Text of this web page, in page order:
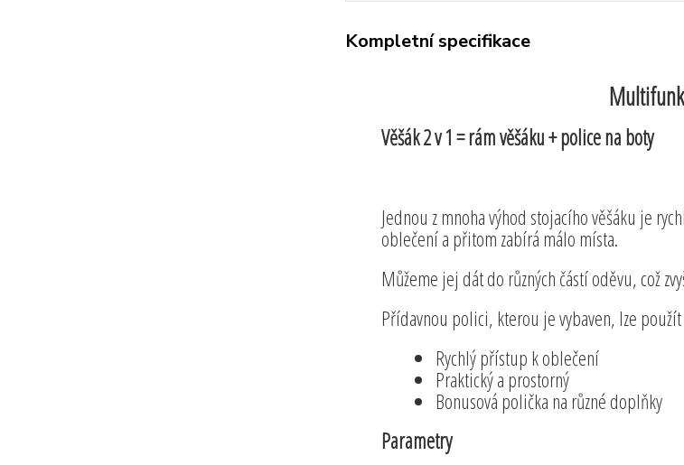
Kompletní specifikace
Věšák 2 v 1 = rám věšáku + police na boty
Jednou z mnoha výhod stojacího věšáku je
oblečení a přitom zabírá málo místa.
Můžeme jej dát do různých částí oděvu, což
Přídavnou polici, kterou je vybaven, lze
Rychlý přístup k oblečení
Praktický a prostorný
Bonusová polička na různé doplňky
Parametry